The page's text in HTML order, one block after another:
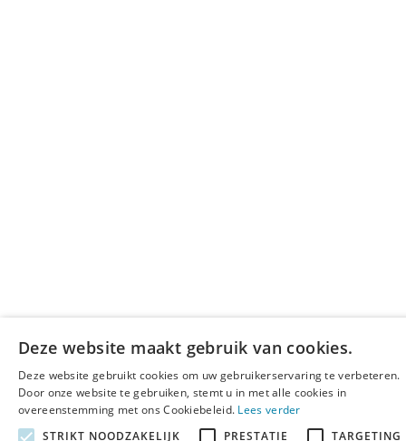
Deze website maakt gebruik van cookies.
Deze website gebruikt cookies om uw gebruikerservaring te verbeteren.
Door onze website te gebruiken, stemt u in met alle cookies in
overeenstemming met ons Cookiebeleid. Lees verder
STRIKT NOODZAKELIJK
PRESTATIE TARGETING